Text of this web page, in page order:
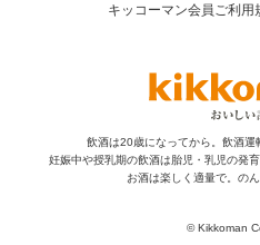
キッコーマン会員ご利用
飲酒は20歳になってから。飲酒運
妊娠中や授乳期の飲酒は胎児・乳児の発
お酒は楽しく適量で。の
© Kikkoman